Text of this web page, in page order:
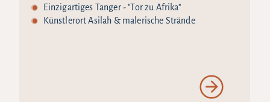
Einzigartiges Tanger - "Tor zu Afrika"
Künstlerort Asilah & malerische Strände